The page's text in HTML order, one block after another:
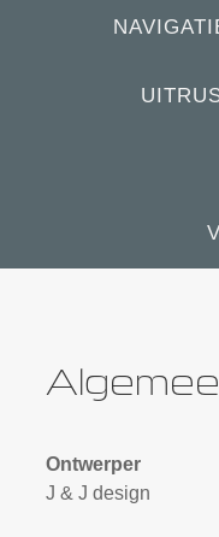
Ontwerper
J & J design